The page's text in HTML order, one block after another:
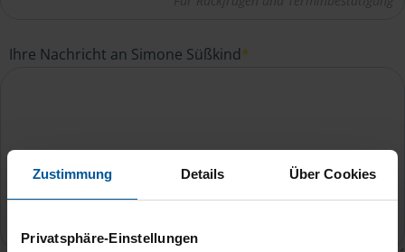
Zustimmung Details Über Cookies
Privatsphäre-Einstellungen
Ihre Nachricht an Simone Süßkind*